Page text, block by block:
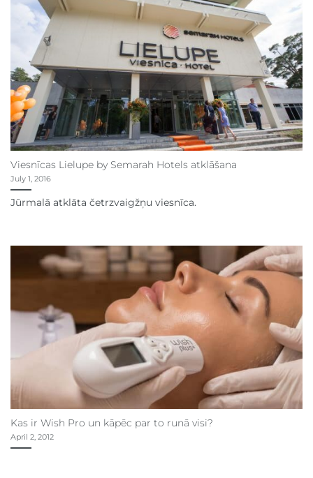
Viesnīcas Lielupe by Semarah Hotels atklāšana
July 1, 2016
Jūrmalā atklāta četrzvaigžņu viesnīca.
Kas ir Wish Pro un kāpēc par to runā visi?
April 2, 2012